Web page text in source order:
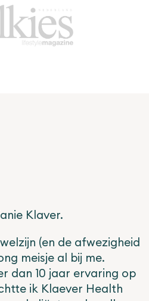
Klaver.
(en de afwezigheid
meisje al bij me.
dan 10 jaar ervaring op
ik Klaever Health